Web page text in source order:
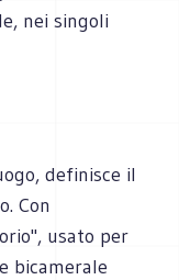
nei singoli
definisce il
Con
usato per
bicamerale